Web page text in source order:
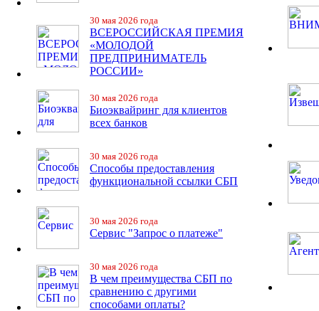
30 мая 2026 года
ВСЕРОССИЙСКАЯ ПРЕМИЯ
«МОЛОДОЙ
ПРЕДПРИНИМАТЕЛЬ
РОССИИ»
30 мая 2026 года
Биоэквайринг для клиентов
всех банков
30 мая 2026 года
Способы предоставления
функциональной ссылки СБП
30 мая 2026 года
Сервис "Запрос о платеже"
30 мая 2026 года
В чем преимущества СБП по
сравнению с другими
способами оплаты?